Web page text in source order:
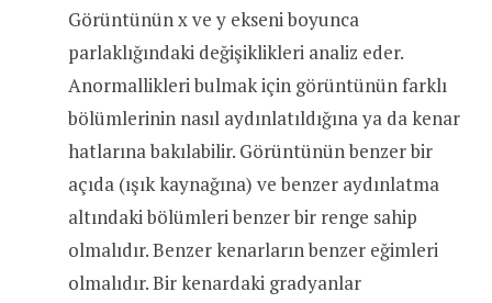
Görüntünün x ve y ekseni boyunca
parlaklığındaki değişiklikleri analiz eder.
Anormallikleri bulmak için görüntünün farklı
bölümlerinin nasıl aydınlatıldığına ya da kenar
hatlarına bakılabilir. Görüntünün benzer bir
açıda (ışık kaynağına) ve benzer aydınlatma
altındaki bölümleri benzer bir renge sahip
olmalıdır. Benzer kenarların benzer eğimleri
olmalıdır. Bir kenardaki gradyanlar